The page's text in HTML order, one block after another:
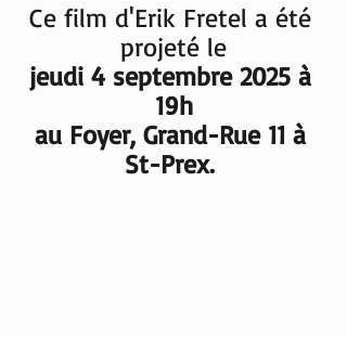
Ce film d'Erik Fretel a été
projeté le
jeudi 4 septembre 2025 à
19h
au Foyer, Grand-Rue 11 à
St-Prex.